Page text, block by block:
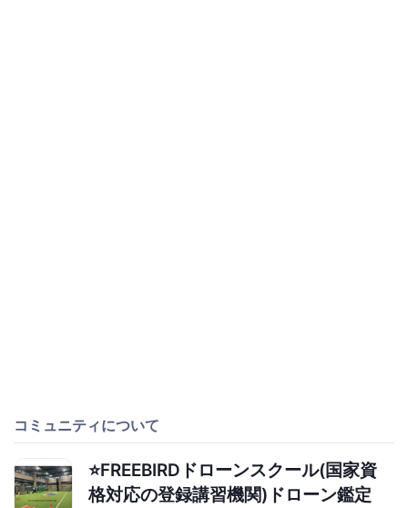
コミュニティについて
⭐️FREEBIRDドローンスクール(国家資
格対応の登録講習機関)ドローン鑑定